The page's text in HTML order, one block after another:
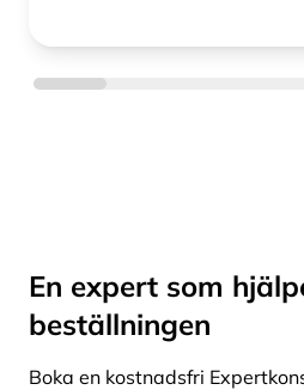
användning.
Gardinen levereras
monteringsanvisningarna.
Inhemsk kvalitetsprodukt
En expert som
beställningen
Boka en kostnadsfri